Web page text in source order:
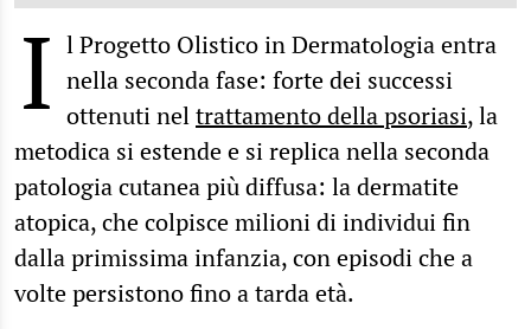
I l Progetto Olistico in Dermatologia entra
nella seconda fase: forte dei successi
ottenuti neltrattamento della psoriasi, la
metodica si estende e si replica nella seconda
patologia cutanea più diffusa: la dermatite
atopica, che colpisce milioni di individui fin
dalla primissima infanzia, con episodi che a
volte persistono fino a tarda età.